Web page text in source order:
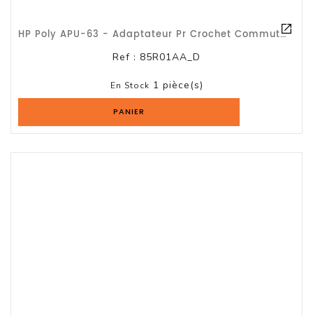
HP Poly APU-63 - Adaptateur Pr Crochet Commutateur Électronique Pr Tel /Gar 2ans
Ref : 85R01AA_D
En Stock 1 pièce(s)
PANIER